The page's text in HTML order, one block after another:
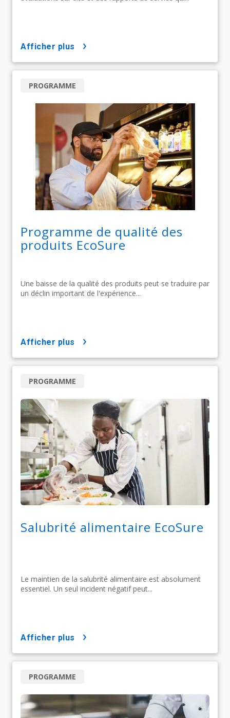
afficher plus
Programme de qualité des
produits EcoSure​​​​​​​
Une baisse de la qualité des produits peut se traduire par
un déclin important de l'expérience...
PROGRAMME
afficher plus
Salubrité alimentaire EcoSure
Le maintien de la salubrité alimentaire est absolument
essentiel. Un seul incident négatif peut...
PROGRAMME
afficher plus
PROGRAMME